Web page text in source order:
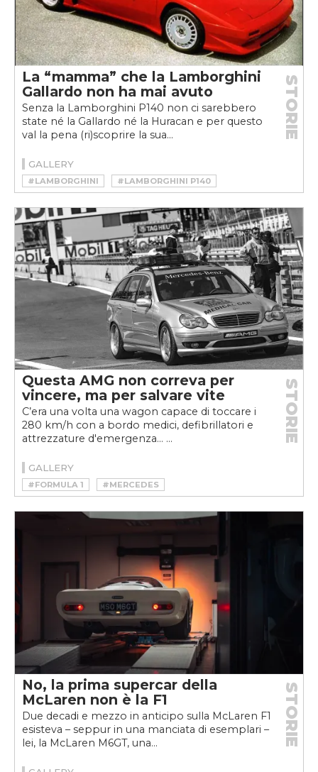
La “mamma” che la Lamborghini
Gallardo non ha mai avuto
Senza la Lamborghini P140 non ci sarebbero
state né la Gallardo né la Huracan e per questo
val la pena (ri)scoprire la sua...
STORIE
GALLERY
#LAMBORGHINI #LAMBORGHINI P140
Questa AMG non correva per
vincere, ma per salvare vite
C’era una volta una wagon capace di toccare i
280 km/h con a bordo medici, defibrillatori e
attrezzature d'emergenza... ...
STORIE
GALLERY
#FORMULA 1
#MERCEDES
#MOTORSPORT
No, la prima supercar della
McLaren non è la F1
Due decadi e mezzo in anticipo sulla McLaren F1
esisteva – seppur in una manciata di esemplari –
lei, la McLaren M6GT, una...
STORIE